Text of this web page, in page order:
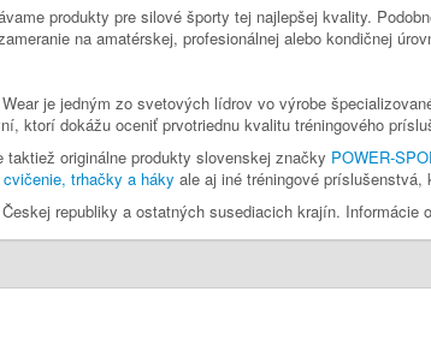
produkty pre silové športy tej najlepšej kvality.
na amatérskej, profesionálnej alebo kondičnej
je jedným zo svetových lídrov vo výrobe
ktorí dokážu oceniť prvotriednu kvalitu tréningového
taktiež originálne produkty slovenskej značky POWER-
trhačky a háky ale aj iné tréningové
republiky a ostatných susediacich krajín.